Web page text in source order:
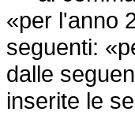
«per l'anno
seguenti:
dalle
inserite le